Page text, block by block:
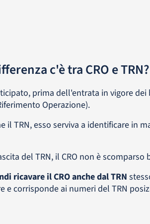
c'è tra CRO e TRN?
prima dell'entrata in vigore dei
Operazione).
il TRN, esso serviva a identificare in
del TRN, il CRO non è
ricavare il CRO anche dal TRN
e corrisponde ai numeri del TRN